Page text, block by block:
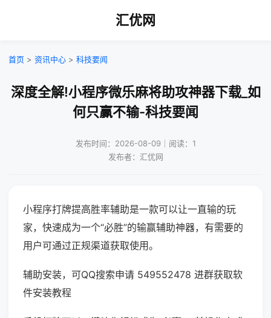
汇优网
首页 > 资讯中心 > 科技要闻
深度全解!小程序微乐麻将助攻神器下载_如
何只赢不输-科技要闻
发布时间：2026-08-09｜阅读：1
发布者：汇优网
小程序打牌提高胜率辅助是一款可以让一直输的玩
家，快速成为一个“必胜”的输赢辅助神器，有需要的
用户可通过正规渠道获取使用。
辅助安装，可QQ搜索申请 549552478 进群获取软
件安装教程